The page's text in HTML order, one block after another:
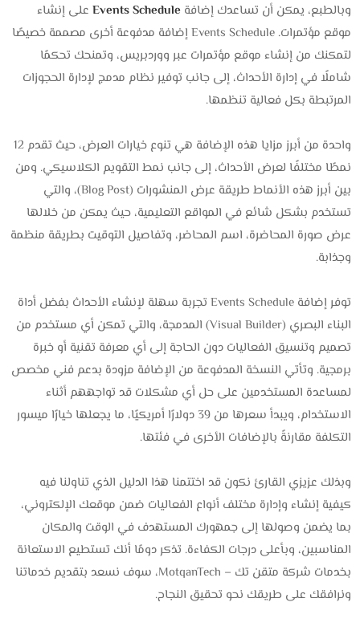
وبالطبع، يمكن أن تساعدك إضافةEvents Schedule على إنشاء
موقع مؤتمرات. Events Schedule إضافة مدفوعة أخرى مصممة خصيصًا
لتمكنك من إنشاء موقع مؤتمرات عبر ووردبريس، وتمنحك تحكمًا
شاملًا في إدارة الأحداث، إلى جانب توفير نظام مدمج لإدارة الحجوزات
المرتبطة بكل فعالية تنظمها.
واحدة من أبرز مزايا هذه الإضافة هي تنوع خيارات العرض، حيث تقدم 12
نمطًا مختلفًا لعرض الأحداث، إلى جانب نمط التقويم الكلاسيكي. ومن
بين أبرز هذه الأنماط طريقة عرض المنشورات (Blog Post)، والتي
تستخدم بشكل شائع في المواقع التعليمية، حيث يمكن من خلالها
عرض صورة المحاضرة، اسم المحاضر، وتفاصيل التوقيت بطريقة منظمة
وجذابة.
توفر إضافة Events Schedule تجربة سهلة لإنشاء الأحداث بفضل أداة
البناء البصري (Visual Builder) المدمجة، والتي تمكن أي مستخدم من
تصميم وتنسيق الفعاليات دون الحاجة إلى أي معرفة تقنية أو خبرة
برمجية. وتأتي النسخة المدفوعة من الإضافة مزودة بدعم فني مخصص
لمساعدة المستخدمين على حل أي مشكلات قد تواجههم أثناء
الاستخدام، ويبدأ سعرها من 39 دولارًا أمريكيًا، ما يجعلها خيارًا ميسور
التكلفة مقارنةً بالإضافات الأخرى في فئتها.
وبذلك عزيزي القارئ نكون قد اختتمنا هذا الدليل الذي تناولنا فيه
كيفية إنشاء وإدارة مختلف أنواع الفعاليات ضمن موقعك الإلكتروني،
بما يضمن وصولها إلى جمهورك المستهدف في الوقت والمكان
المناسبين، وبأعلى درجات الكفاءة. تذكر دومًا أنك تستطيع الاستعانة
بخدمات شركة متقن تك – MotqanTech، سوف نسعد بتقديم خدماتنا
ونرافقك على طريقك نحو تحقيق النجاح.